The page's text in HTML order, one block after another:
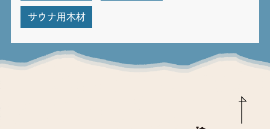
サウナ用木材